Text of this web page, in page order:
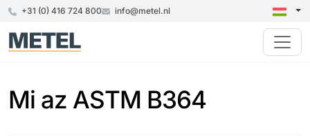
+31 (0) 416 724 800 info@metel.nl
Mi az ASTM B364